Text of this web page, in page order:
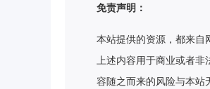
免责声明：
本站提供的资源，都来自
上述内容用于商业或者非
容随之而来的风险与本